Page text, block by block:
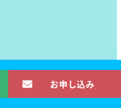
お申し込み